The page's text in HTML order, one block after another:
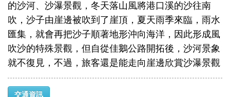
的沙河、沙瀑景觀，冬天落山風將港口溪的沙往南
吹，沙子由崖邊被吹到了崖頂，夏天雨季來臨，雨水
匯集，就會再把沙子順著地形沖向海洋，因此形成風
吹沙的特殊景觀，但自從佳鵝公路開拓後，沙河景象
就不復見，不過，旅客還是能走向崖邊欣賞沙瀑景觀
交通資訊